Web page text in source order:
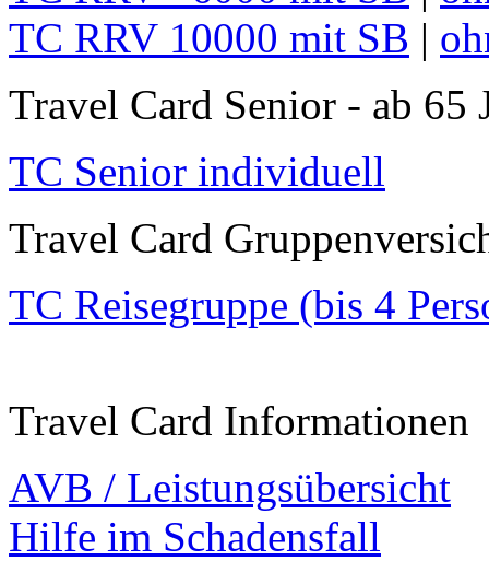
TC RRV 10000 mit SB |
Travel Card Senior - ab 65
TC Senior individuell
Travel Card
TC Reisegruppe (bis 4
Travel Card Informationen
AVB / Leistungsübersicht
Hilfe im Schadensfall